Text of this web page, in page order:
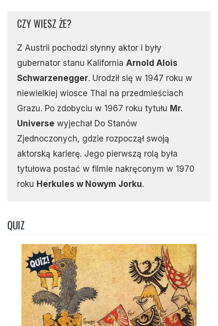
CZY WIESZ ŻE?
Z Austrii pochodzi słynny aktor i były
gubernator stanu Kalifornia Arnold Alois
Schwarzenegger. Urodził się w 1947 roku w
niewielkiej wiosce Thal na przedmieściach
Grazu. Po zdobyciu w 1967 roku tytułu Mr.
Universe wyjechał Do Stanów
Zjednoczonych, gdzie rozpoczął swoją
aktorską karierę. Jego pierwszą rolą była
tytułowa postać w filmie nakręconym w 1970
roku Herkules w Nowym Jorku.
QUIZ